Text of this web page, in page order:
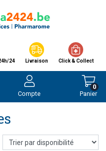
24 Livraison Click & Collect
Compte Panier
0